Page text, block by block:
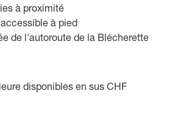
à proximité
à pied
de l'autoroute de la Blécherette
disponibles en sus CHF